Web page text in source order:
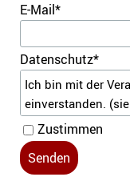
E-Mail*
Datenschutz*
Ich bin mit der
einverstanden.
Zustimmen